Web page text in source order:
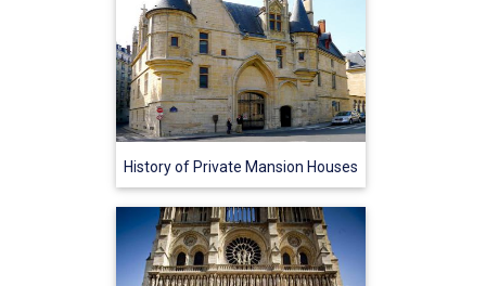
History of Private Mansion Houses